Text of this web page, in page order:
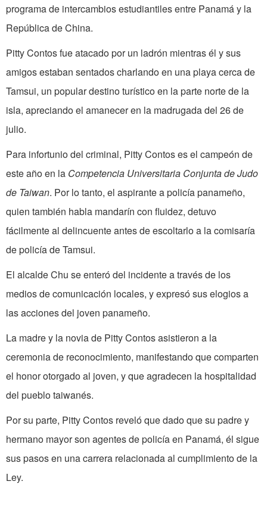
programa de intercambios estudiantiles entre Panamá y la
República de China.
Pitty Contos fue atacado por un ladrón mientras él y sus
amigos estaban sentados charlando en una playa cerca de
Tamsui, un popular destino turístico en la parte norte de la
isla, apreciando el amanecer en la madrugada del 26 de
julio.
Para infortunio del criminal, Pitty Contos es el campeón de
este año en la Competencia Universitaria Conjunta de Judo
de Taiwan. Por lo tanto, el aspirante a policía panameño,
quien también habla mandarín con fluidez, detuvo
fácilmente al delincuente antes de escoltarlo a la comisaría
de policía de Tamsui.
El alcalde Chu se enteró del incidente a través de los
medios de comunicación locales, y expresó sus elogios a
las acciones del joven panameño.
La madre y la novia de Pitty Contos asistieron a la
ceremonia de reconocimiento, manifestando que comparten
el honor otorgado al joven, y que agradecen la hospitalidad
del pueblo taiwanés.
Por su parte, Pitty Contos reveló que dado que su padre y
hermano mayor son agentes de policía en Panamá, él sigue
sus pasos en una carrera relacionada al cumplimiento de la
Ley.